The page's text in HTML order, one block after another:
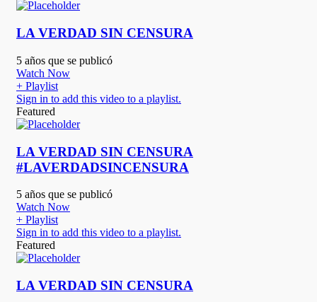
LA VERDAD SIN CENSURA
5 años que se publicó
Watch Now
+ Playlist
Sign in to add this video to a playlist.
Featured
LA VERDAD SIN CENSURA
#LAVERDADSINCENSURA
5 años que se publicó
Watch Now
+ Playlist
Sign in to add this video to a playlist.
Featured
LA VERDAD SIN CENSURA